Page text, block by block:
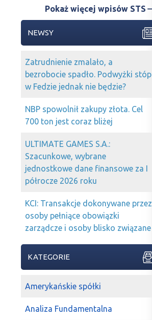
Pokaż więcej wpisów STS
NEWSY
Zatrudnienie zmalało, a
bezrobocie spadło. Podwyżki stóp
w Fedzie jednak nie będzie?
NBP spowolnił zakupy złota. Cel
700 ton jest coraz bliżej
ULTIMATE GAMES S.A.:
Szacunkowe, wybrane
jednostkowe dane finansowe za I
półrocze 2026 roku
KCI: Transakcje dokonywane przez
osoby pełniące obowiązki
zarządcze i osoby blisko związane
KATEGORIE
Amerykańskie spółki
Analiza Fundamentalna